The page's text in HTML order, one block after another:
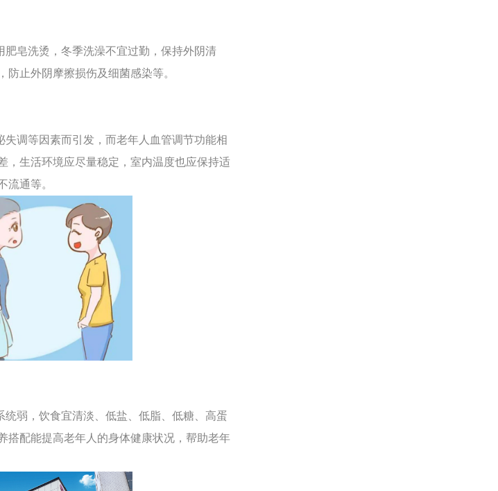
皂洗烫，冬季洗澡不宜过勤，保持外阴清
止外阴摩擦损伤及细菌感染等。
调等因素而引发，而老年人血管调节功能相
，生活环境应尽量稳定，室内温度也应保持适
流通等。
弱，饮食宜清淡、低盐、低脂、低糖、高蛋
搭配能提高老年人的身体健康状况，帮助老年